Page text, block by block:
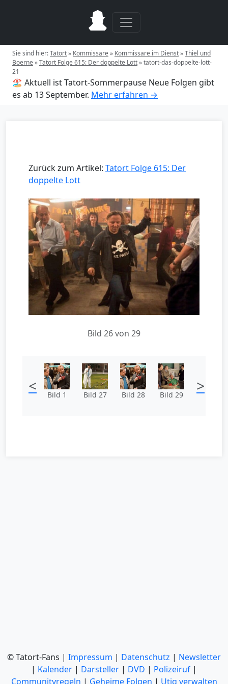
Sie sind hier:Tatort» Kommissare» Kommissare im Dienst»Thiel und
Boerne»Tatort Folge 615: Der doppelte Lott»tatort-das-doppelte-lott-
21
🏖️ Aktuell ist Tatort-Sommerpause Neue Folgen gibt
es ab 13 September. Mehr erfahren →
Zurück zum Artikel: Tatort Folge 615: Der
doppelte Lott
Bild 26 von 29
< Bild 1 Bild 27 Bild 28 Bild 29 >
© Tatort-Fans | Impressum | Datenschutz | Newsletter
| Kalender | Darsteller | DVD | Polizeiruf |
Communityregeln | Geheime Folgen | Utiq verwalten